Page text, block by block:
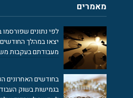
מאמרים
יצאו במהלך
מעבודתם בעקבות
בחודשים האחרונים